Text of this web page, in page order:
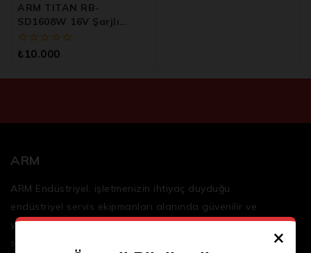
ARM TITAN RB-
SD1608W 16V Şarjlı
Somun Sökme Ve
Vidalama Makinesi
0
₺ 10.000
ARM
ARM Endüstriyel, işletmenizin ihtiyaç duyduğu
endüstriyel servis ekipmanları alanında güvenilir ve
yenilikçi çözümler sunar. Geniş ürün yelpazemizle,
sektördeki en son teknolojileri ve yüksek kaliteli
×